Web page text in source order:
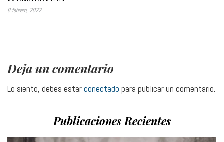
8 febrero, 2022
Deja un comentario
Lo siento, debes estarconectado para publicar un comentario.
Publicaciones Recientes